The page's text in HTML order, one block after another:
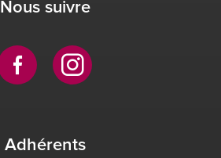
Nous suivre
Adhérents